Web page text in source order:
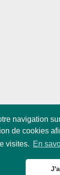
navigation
de cookies
visites. En